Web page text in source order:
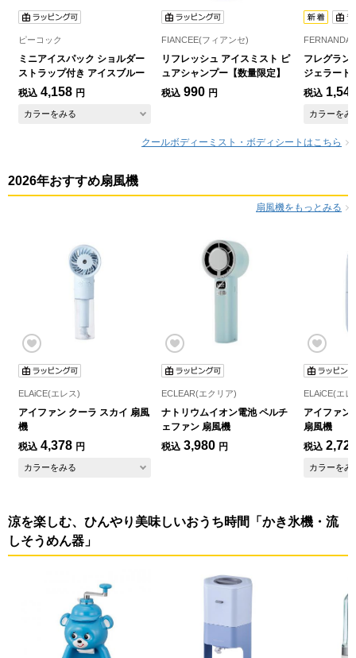
ピーコック
ミニアイスパック ショルダー
ストラップ付き アイスブルー
税込 4,158 円
カラーをみる
FIANCEE(フィアンセ)
リフレッシュ アイスミスト ピ
ュアシャンプー【数量限定】
税込 990 円
フレグラン
ジェラート
ルーツ
税込
カラーをみ
クールボディーミスト・ボディシートはこちら
2026年おすすめ扇風機
扇風機をもっとみる
ELAiCE(エレス)
アイファン クーラ スカイ 扇風
機
税込 4,378 円
カラーをみる
ECLEAR(エクリア)
ナトリウムイオン電池 ペルチ
ェファン 扇風機
税込 3,980 円
ELAiCE(エレ
アイファン
扇風機
税込
カラーをみ
涼を楽しむ、ひんやり美味しいおうち時間「かき氷機・流
しそうめん器」